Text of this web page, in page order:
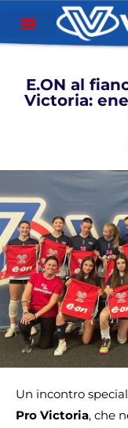
E.ON al
Victoria:
Un incontro
Pro Victoria, che